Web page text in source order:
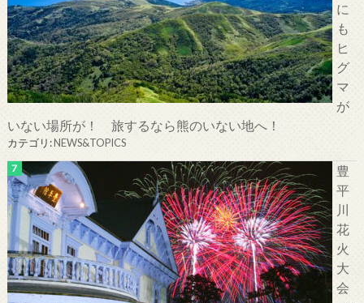
に
も
ヒ
グ
マ
が
いない場所が！ 旅するなら熊のいない地へ！
カテゴリ:NEWS&TOPICS
豊
平
川
花
火
大
会